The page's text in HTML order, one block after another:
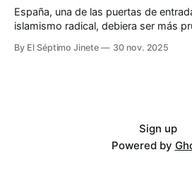
España, una de las puertas de
islamismo radical, debiera ser más
By El Séptimo Jinete 30 nov. 2025
Sign up
Powered by